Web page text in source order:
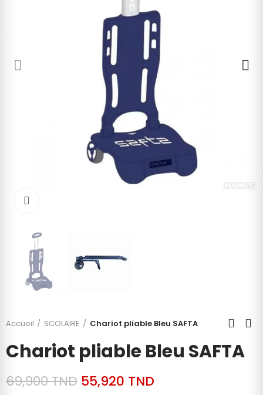
Accueil SCOLAIRE Chariot pliable Bleu SAFTA
Chariot pliable Bleu SAFTA
69,900 TND 55,920 TND